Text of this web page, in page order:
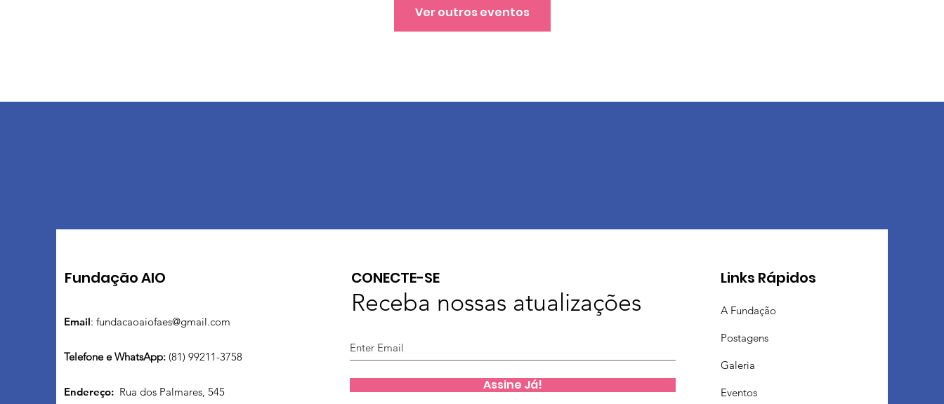
Ver outros eventos
Fundação AIO
Email: fundacaoaiofaes@gmail.com
Telefone e WhatsApp: (81) 99211-3758
Endereço: Rua dos Palmares, 545
CONECTE-SE
Receba nossas atualizações
Assine Já!
Links Rápidos
A Fundação
Postagens
Galeria
Eventos